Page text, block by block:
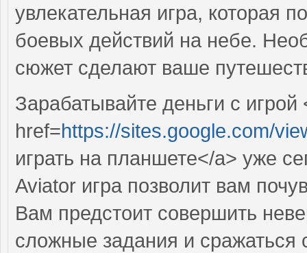
увлекательная игра, которая
боевых действий на небе.
сюжет сделают ваше
Зарабатывайте деньги с игрой
href=https://sites.google.com/
играть на планшете</a> уже
Aviator игра позволит вам
Вам предстоит совершить
сложные задания и сражаться